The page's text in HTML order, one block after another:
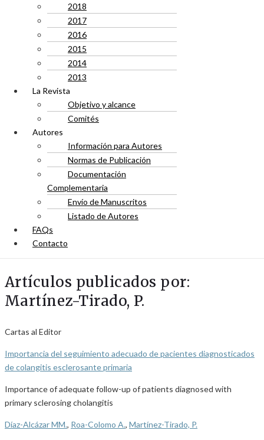
2018
2017
2016
2015
2014
2013
La Revista
Objetivo y alcance
Comités
Autores
Información para Autores
Normas de Publicación
Documentación
Complementaria
Envío de Manuscritos
Listado de Autores
FAQs
Contacto
Artículos publicados por:
Martínez-Tirado, P.
Cartas al Editor
Importancia del seguimiento adecuado de pacientes diagnosticados
de colangitis esclerosante primaria
Importance of adequate follow-up of patients diagnosed with
primary sclerosing cholangitis
Díaz-Alcázar MM., Roa-Colomo A., Martínez-Tirado, P.